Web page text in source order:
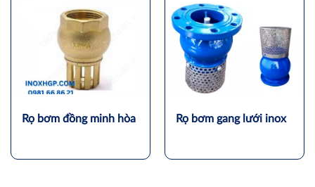
Rọ bơm đồng minh hòa Rọ bơm gang lưới inox